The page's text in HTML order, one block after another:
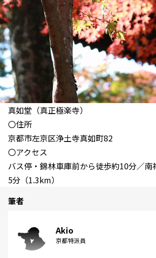
真如堂（真正極楽寺）
〇住所
京都市左京区浄土寺真如町82
〇アクセス
バス停・錦林車庫前から徒歩約10分／南
5分（1.3km）
筆者
Akio
京都特派員